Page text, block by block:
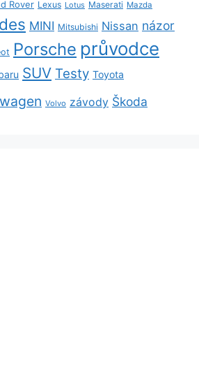
Rover Lexus Lotus Maserati Mazda
MINI Mitsubishi Nissan názor
Porsche průvodce
SUV Testy Toyota
Volvo závody Škoda